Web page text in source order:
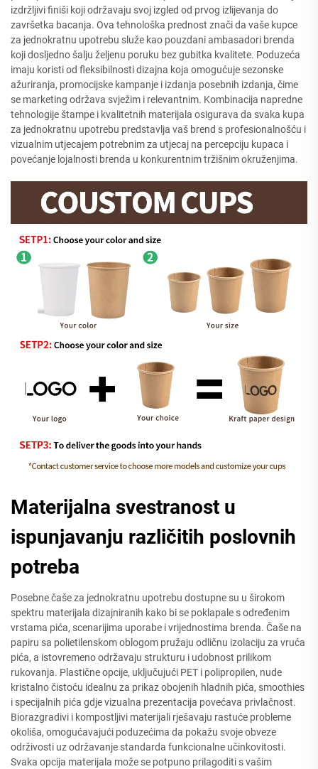
izdržljivi finiši koji održavaju svoj izgled od prvog izlijevanja do
završetka bacanja. Ova tehnološka prednost znači da vaše kupce
za jednokratnu upotrebu služe kao pouzdani ambasadori brenda
koji dosljedno šalju željenu poruku bez gubitka kvalitete. Poduzeća
imaju koristi od fleksibilnosti dizajna koja omogućuje sezonske
ažuriranja, promocijske kampanje i izdanja posebnih izdanja, čime
se marketing održava svježim i relevantnim. Kombinacija napredne
tehnologije štampe i kvalitetnih materijala osigurava da svaka kupa
za jednokratnu upotrebu predstavlja vaš brend s profesionalnošću i
vizualnim utjecajem potrebnim za utjecaj na percepciju kupaca i
povećanje lojalnosti brenda u konkurentnim tržišnim okruženjima.
Materijalna svestranost u
ispunjavanju različitih poslovnih
potreba
Posebne čaše za jednokratnu upotrebu dostupne su u širokom
spektru materijala dizajniranih kako bi se poklapale s određenim
vrstama pića, scenarijima uporabe i vrijednostima brenda. Čaše na
papiru sa polietilenskom oblogom pružaju odličnu izolaciju za vruća
pića, a istovremeno održavaju strukturu i udobnost prilikom
rukovanja. Plastične opcije, uključujući PET i polipropilen, nude
kristalno čistoću idealnu za prikaz obojenih hladnih pića, smoothies
i specijalnih pića gdje vizualna prezentacija povećava privlačnost.
Biorazgradivi i kompostljivi materijali rješavaju rastuće probleme
okoliša, omogućavajući poduzećima da pokažu svoje obveze
održivosti uz održavanje standarda funkcionalne učinkovitosti.
Svaka opcija materijala može se potpuno prilagoditi s vašim